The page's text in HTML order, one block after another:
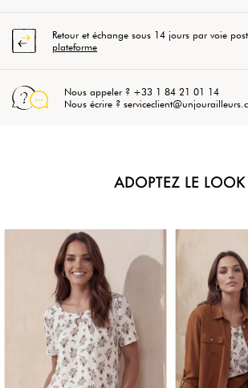
Retour et échange sous 14 jours par voie
plateforme
Nous appeler ? +33 1 84 21 01 14
Nous écrire ?
ADOPTEZ LE LOOK